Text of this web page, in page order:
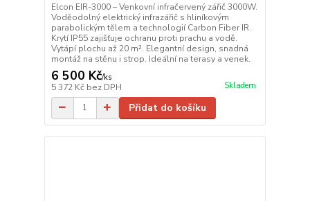
Elcon EIR-3000 – Venkovní infračervený zářič 3000W.
Voděodolný elektrický infrazářič s hliníkovým
parabolickým tělem a technologií Carbon Fiber IR.
Krytí IP55 zajišťuje ochranu proti prachu a vodě.
Vytápí plochu až 20 m². Elegantní design, snadná
montáž na stěnu i strop. Ideální na terasy a venek.
6 500 Kč/ks
5 372 Kč bez DPH Skladem
Přidat do košíku